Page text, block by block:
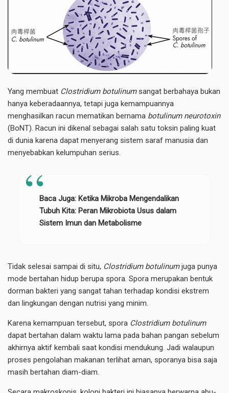
Yang membuat Clostridium botulinumsangat berbahaya bukan
hanya keberadaannya, tetapi juga kemampuannya
menghasilkan racun mematikan bernama botulinum neurotoxin
(BoNT). Racun ini dikenal sebagai salah satu toksin paling kuat
di dunia karena dapat menyerang sistem saraf manusia dan
menyebabkan kelumpuhan serius.
Baca Juga: Ketika Mikroba Mengendalikan
Tubuh Kita: Peran Mikrobiota Usus dalam
Sistem Imun dan Metabolisme
Tidak selesai sampai di situ, Clostridium botulinumjuga punya
mode bertahan hidup berupa spora. Spora merupakan bentuk
dorman bakteri yang sangat tahan terhadap kondisi ekstrem
dan lingkungan dengan nutrisi yang minim.
Karena kemampuan tersebut, spora Clostridium botulinum
dapat bertahan dalam waktu lama pada bahan pangan sebelum
akhirnya aktif kembali saat kondisi mendukung. Jadi walaupun
proses pengolahan makanan terlihat aman, sporanya bisa saja
masih bertahan diam-diam.